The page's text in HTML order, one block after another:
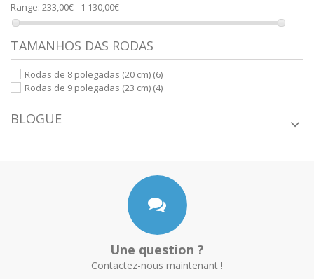
Range: 233,00€ - 1 130,00€
TAMANHOS DAS RODAS
Rodas de 8 polegadas (20 cm) (6)
Rodas de 9 polegadas (23 cm) (4)
BLOGUE
Une question ?
Contactez-nous maintenant !